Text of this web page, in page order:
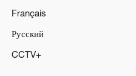
Français
Русский
CCTV+